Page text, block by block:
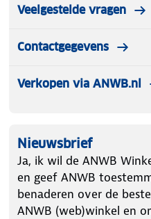
Veelgestelde vragen
Contactgegevens
Verkopen via ANWB.nl
Nieuwsbrief
Ja, ik wil de ANWB
en geef ANWB
benaderen over de
ANWB (web)winkel en